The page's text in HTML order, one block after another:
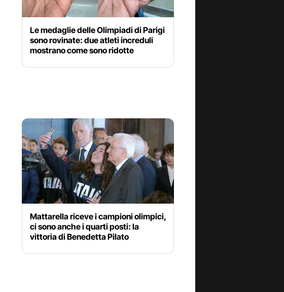
Le medaglie delle Olimpiadi di Parigi
sono rovinate: due atleti increduli
mostrano come sono ridotte
Mattarella riceve i campioni olimpici,
ci sono anche i quarti posti: la
vittoria di Benedetta Pilato